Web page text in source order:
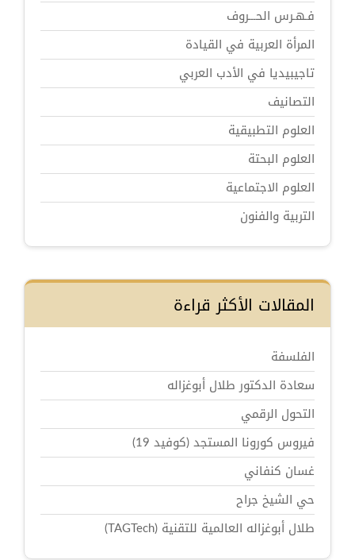
فـهـرس الحـــروف
المرأة العربية في القيادة
تاجيبيديا في الأدب العربي
التصانيف
العلوم التطبيقية
العلوم البحتة
العلوم الاجتماعية
التربية والفنون
المقالات الأكثر قراءة
الفلسفة
سعادة الدكتور طلال أبوغزاله
التحول الرقمي
فيروس كورونا المستجد (كوفيد 19)
غسان كنفاني
حي الشيخ جراح
طلال أبوغزاله العالمية للتقنية (TAGTech)